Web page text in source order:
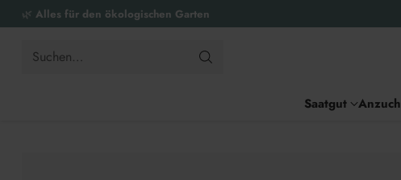
🌿 Alles für den ökologischen Garten
Suchen…
Saatgut